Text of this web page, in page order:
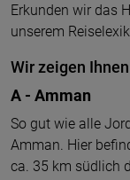
Erkunden wir das
unserem
Wir zeigen
A - Amman
So gut wie alle
Amman. Hier
ca. 35 km südlich